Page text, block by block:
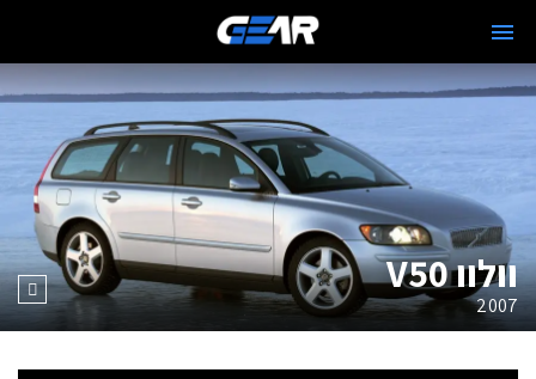
וולוו V50
2007